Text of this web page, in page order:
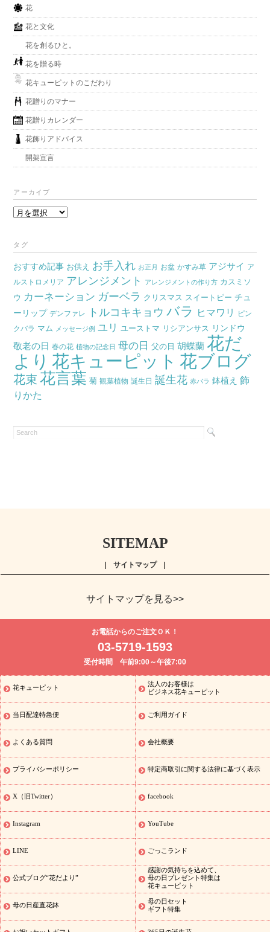
花
花と文化
花を創るひと。
花を贈る時
花キューピットのこだわり
花贈りのマナー
花贈りカレンダー
花飾りアドバイス
開架宣言
アーカイブ
ア
カ
イ
ブ
タグ
おすすめ記事 お供え お手入れ お正月 お盆 かすみ草 アジサイ ア
ルストロメリア アレンジメント アレンジメントの作り方 カスミソ
ウ カーネーション ガーベラ クリスマス スイートピー チュ
ーリップ デンファレ トルコキキョウ バラ ヒマワリ
ピン
クバラ マム メッセージ例 ユリ ユーストマ リシアンサス リンドウ
敬老の日 春の花 植物の記念日 母の日 父の日 胡蝶蘭 花だ
より 花キューピット 花ブログ
花束 花言葉 菊 観葉植物 誕生日 誕生花 赤バラ 鉢植え 飾
りかた
SITEMAP
サイトマップ
サイトマップを見る>>
お祝い 誕生日フラワーギフト特集
お供え・お悔やみの花
四十九日法要以降に贈る花
通夜・葬儀に贈る花
胡蝶蘭・花鉢 プリザーブドフラワー
のイベント
ひまわり ギフト・プレゼント特集
お盆 花（新盆・初
盆）
季節のイベント お盆 花（新盆・初盆）
お盆 花（新盆・
初盆）
お盆・お供え 花とセットギフト
お盆・お供え プリザーブ
ドフラワー
ひまわり ギフト・プレゼント特集
元・暑中見舞い 花のギフト特集
敬老の日におくる花ギフト・プレ
ゼント特集
敬老の日におくる花ギフト・プレゼント特集
花のおすすめランキング
敬老の日 花鉢植えのギフト・プレゼント
特集
敬老の日 花とセットギフト・プレゼント特集
敬老の日の花
ズ』コラボキャンペーン
「きょう誕生日なんです」キャンペーン
誕生日の花を探す 誕生日フラワーギフト
誕生日フラワーギフ
ト
誕生日フラワーギフト商品一覧 バラ
9月の誕生花(リンドウ)
トギフト
「きょう誕生日なんです」キャンペーン
用途から探す お祝いの花特集 当日配達特急便
お祝い商品一覧
お祝い
開店・開業祝い 新築・引っ越し祝い 退職祝い
退院祝い・快気祝い
い
プチギフト ペットのお祝いフラワー お中元・暑中見舞い
当日配達特急便 お供え
お悔やみ商品一覧
お供え・お悔やみの花 四十九日法要以降に贈る
お電話からのご注文ＯＫ！
03-5719-1593
受付時間 午前9:00～午後7:00
花キューピット
法人のお客様は
ビジネス花キューピット
当日配達特急便 ご利用ガイド
よくある質問 会社概要
プライバシーポリシー 特定商取引に関する法律に基づく表示
X（旧Twitter） facebook
Instagram YouTube
LINE ごっこランド
公式ブログ“花だより”
感謝の気持ちを込めて、
母の日プレゼント特集は
花キューピット
母の日産直花鉢
母の日セット
ギフト特集